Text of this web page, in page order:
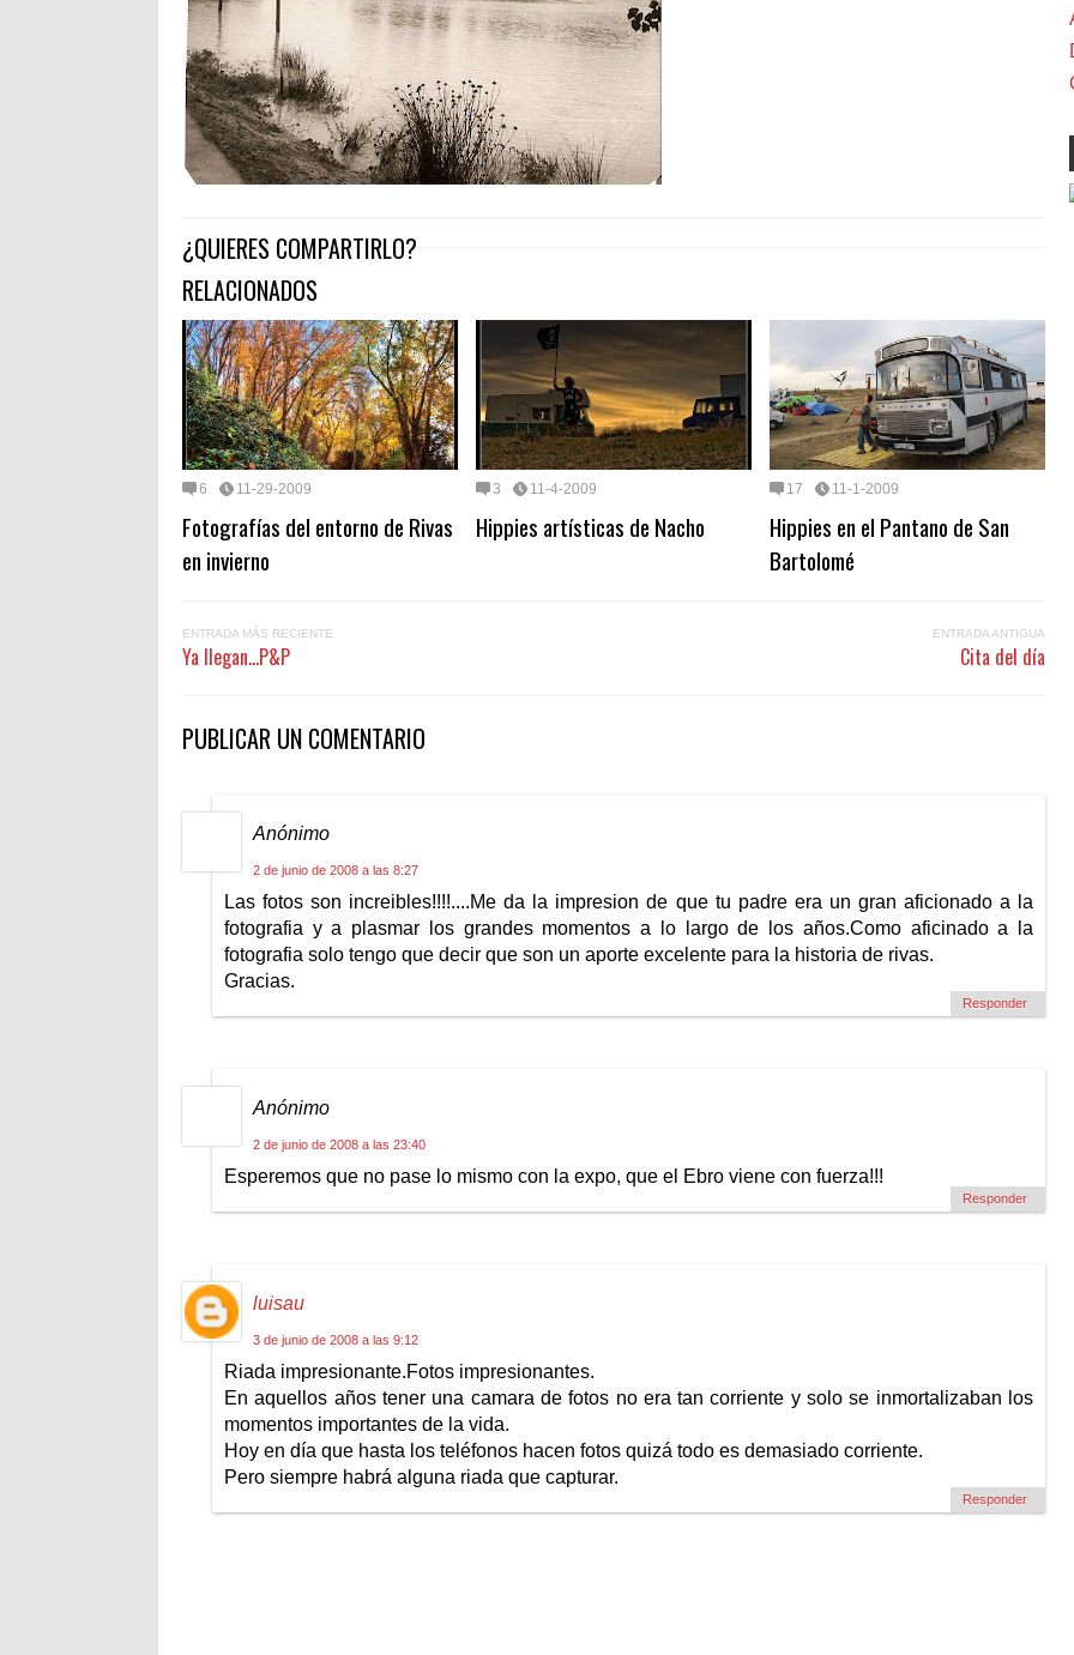
¿QUIERES COMPARTIRLO?
RELACIONADOS
6 11-29-2009
Fotografías del entorno de Rivas
en invierno
3 11-4-2009
Hippies artísticas de Nacho
17 11-1-2009
Hippies en el Pantano de San
Bartolomé
ENTRADA MÁS RECIENTE
Ya llegan...P&P
ENTRADA ANTIGUA
Cita del día
PUBLICAR UN COMENTARIO
Anónimo
2 de junio de 2008 a las 8:27
Las fotos son increibles!!!!....Me da la impresion de que tu padre era un gran aficionado a la
fotografia y a plasmar los grandes momentos a lo largo de los años.Como aficinado a la
fotografia solo tengo que decir que son un aporte excelente para la historia de rivas.
Gracias.
Responder
Anónimo
2 de junio de 2008 a las 23:40
Esperemos que no pase lo mismo con la expo, que el Ebro viene con fuerza!!!
Responder
luisau
3 de junio de 2008 a las 9:12
Riada impresionante.Fotos impresionantes.
En aquellos años tener una camara de fotos no era tan corriente y solo se inmortalizaban los
momentos importantes de la vida.
Hoy en día que hasta los teléfonos hacen fotos quizá todo es demasiado corriente.
Pero siempre habrá alguna riada que capturar.
Responder